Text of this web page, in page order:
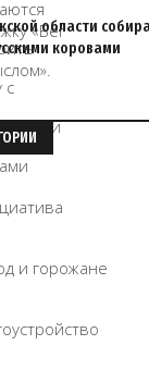
области
коровами
и горожане